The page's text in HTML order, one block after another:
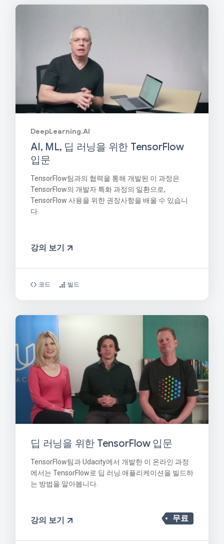
DeepLearning.AI
AI, ML, 딥 러닝을 위한 TensorFlow
입문
TensorFlow팀과의 협력을 통해 개발된 이 과정은
TensorFlow의 개발자 특화 과정의 일환으로,
TensorFlow 사용을 위한 권장사항을 배울 수 있습니
다.
강의 보기
코드 빌드
딥 러닝을 위한 TensorFlow 입문
TensorFlow팀과 Udacity에서 개발한 이 온라인 과정
에서는 TensorFlow로 딥 러닝 애플리케이션을 빌드하
는 방법을 알아봅니다.
무료
강의 보기